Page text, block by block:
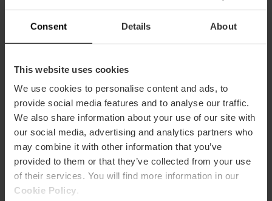
Consent Details About
This website uses cookies
We use cookies to personalise content and ads, to
provide social media features and to analyse our traffic.
We also share information about your use of our site with
our social media, advertising and analytics partners who
may combine it with other information that you’ve
provided to them or that they’ve collected from your use
of their services. You will find more information in our
Cookie Policy
10% korting Exclusief web